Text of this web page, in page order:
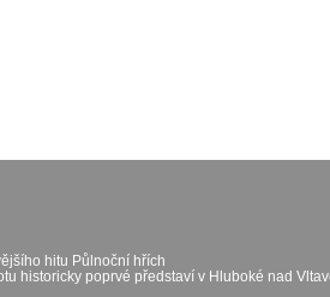
hitu Půlnoční hřích
historicky poprvé představí v Hluboké nad